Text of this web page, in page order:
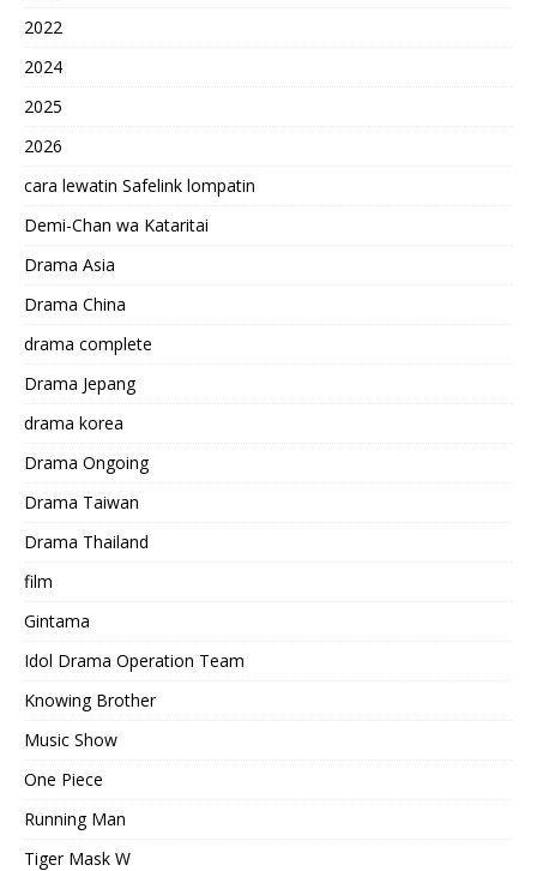
2022
2024
2025
2026
cara lewatin Safelink lompatin
Demi-Chan wa Kataritai
Drama Asia
Drama China
drama complete
Drama Jepang
drama korea
Drama Ongoing
Drama Taiwan
Drama Thailand
film
Gintama
Idol Drama Operation Team
Knowing Brother
Music Show
One Piece
Running Man
Tiger Mask W